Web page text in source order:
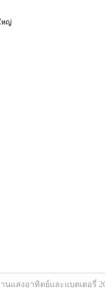
หญ่
งอาทิตย์และแบตเตอรี่